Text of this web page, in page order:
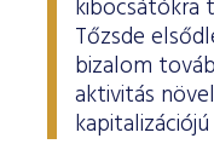
kibocsátókra
Tőzsde
bizalom
aktivitás